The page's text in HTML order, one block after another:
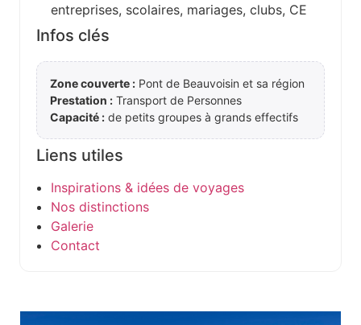
entreprises, scolaires, mariages, clubs, CE
Infos clés
Zone couverte : Pont de Beauvoisin et sa région
Prestation : Transport de Personnes
Capacité : de petits groupes à grands effectifs
Liens utiles
Inspirations & idées de voyages
Nos distinctions
Galerie
Contact